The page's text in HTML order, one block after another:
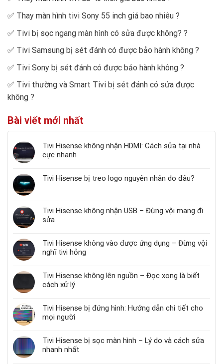
✅ Thay màn hình tivi Sony 55 inch giá bao nhiêu ?
✅ Tivi bị sọc ngang màn hình có sửa được không? ?
✅ Tivi Samsung bị sét đánh có được bảo hành không ?
✅ Tivi Sony bị sét đánh có được bảo hành không ?
✅ Tivi thường và Smart Tivi bị sét đánh có sửa được
không ?
Bài viết mới nhất
Tivi Hisense không nhận HDMI: Cách sửa tại nhà
cực nhanh
Tivi Hisense bị treo logo nguyên nhân do đâu?
Tivi Hisense không nhận USB – Đừng vội mang đi
sửa
Tivi Hisense không vào được ứng dụng – Đừng vội
nghĩ tivi hỏng
Tivi Hisense không lên nguồn – Đọc xong là biết
cách xử lý
Tivi Hisense bị đứng hình: Hướng dẫn chi tiết cho
mọi người
Tivi Hisense bị sọc màn hình – Lý do và cách sửa
nhanh nhất